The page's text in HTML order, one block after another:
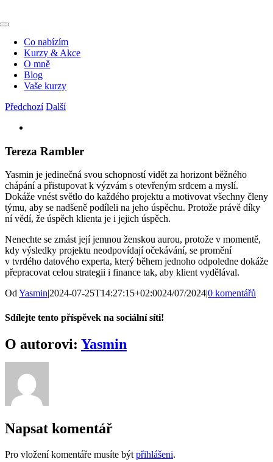
na
Toggle
NavigationCo nabízím
Kurzy & Akce
O mně
Blog
Vaše kurzy
Předchozí Další
obrázek
Tereza Rambler
Yasmin je jedinečná svou schopností vidět za horizont běžného
chápání a přistupovat k výzvám s otevřeným srdcem a myslí.
Dokáže vnést světlo do každého projektu a motivovat všechny členy
týmu, aby se nadšeně podíleli na jeho úspěchu. Protože právě díky
ní vědí, že úspěch klienta je i jejich úspěch.
Nenechte se zmást její jemnou ženskou aurou, protože v momentě,
kdy výsledky projektu neodpovídají očekávání, se promění
v tvrdého datového experta, který během jednoho odpoledne dokáže
přepracovat celou strategii i finance tak, aby klient vydělával.
OdYasmin|2024-07-25T14:27:15+02:0024/07/2024|0 komentářů
Sdílejte tento příspěvek na sociální síti!
Facebook
X
Reddit
LinkedIn
WhatsApp
Telegram
Pinterest
O autorovi: Yasmin
Napsat komentář
Pro vložení komentáře musíte být přihlášeni.